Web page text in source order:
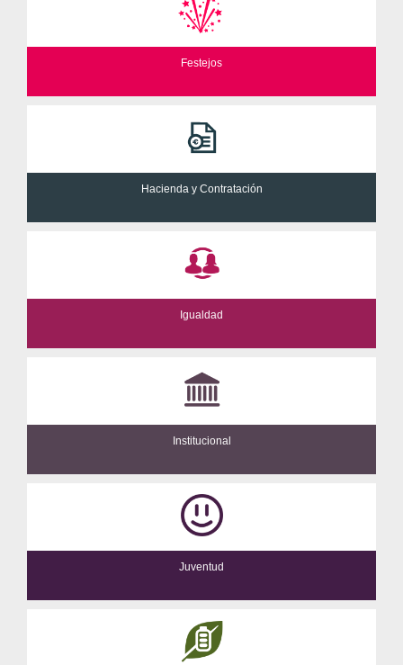
Festejos
Hacienda y Contratación
Igualdad
Institucional
Juventud